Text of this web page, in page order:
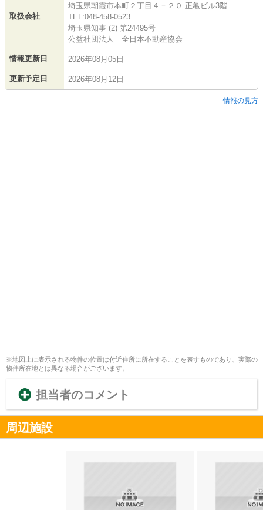
取扱会社
埼玉県朝霞市本町２丁目４－２０ 正亀ビル3階
TEL:048-458-0523
埼玉県知事 (2) 第24495号
公益社団法人 全日本不動産協会
情報更新日 2026年08月05日
更新予定日 2026年08月12日
情報の見方
※地図上に表示される物件の位置は付近住所に所在することを表すものであり、実際の
物件所在地とは異なる場合がございます。
担当者のコメント
周辺施設